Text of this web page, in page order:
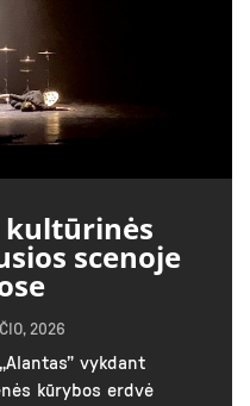
scenoje
2026
vykdant
kūrybos erdvė